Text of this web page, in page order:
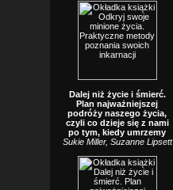
Dalej niż życie i śmierć.
Plan najważniejszej
podróży naszego życia,
czyli co dzieje się z nami
po tym, kiedy umrzemy
Sukie Miller, Suzanne Lipsett